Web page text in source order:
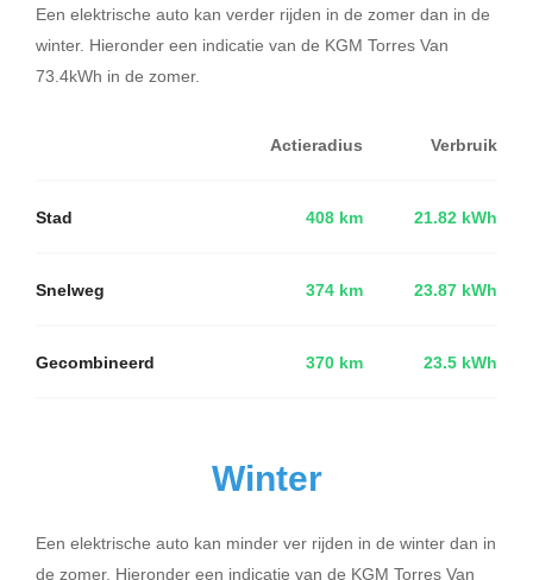
Een elektrische auto kan verder rijden in de zomer dan in de
winter. Hieronder een indicatie van de KGM Torres Van
73.4kWh in de zomer.
Actieradius Verbruik
Stad 408 km 21.82 kWh
Snelweg 374 km 23.87 kWh
Gecombineerd 370 km 23.5 kWh
Winter
Een elektrische auto kan minder ver rijden in de winter dan in
de zomer. Hieronder een indicatie van de KGM Torres Van